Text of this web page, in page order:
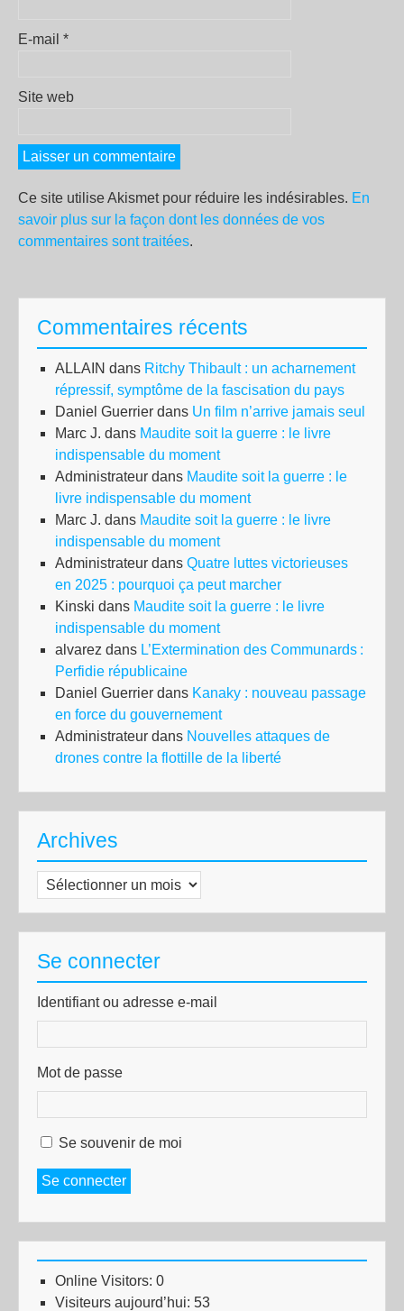
E-mail *
Site web
Ce site utilise Akismet pour réduire les indésirables. En
savoir plus sur la façon dont les données de vos
commentaires sont traitées.
Commentaires récents
ALLAIN dans Ritchy Thibault : un acharnement
répressif, symptôme de la fascisation du pays
Daniel Guerrier dans Un film n’arrive jamais seul
Marc J. dans Maudite soit la guerre : le livre
indispensable du moment
Administrateur dans Maudite soit la guerre : le
livre indispensable du moment
Marc J. dans Maudite soit la guerre : le livre
indispensable du moment
Administrateur dans Quatre luttes victorieuses
en 2025 : pourquoi ça peut marcher
Kinski dans Maudite soit la guerre : le livre
indispensable du moment
alvarez dans L’Extermination des Communards :
Perfidie républicaine
Daniel Guerrier dans Kanaky : nouveau passage
en force du gouvernement
Administrateur dans Nouvelles attaques de
drones contre la flottille de la liberté
Archives
Archives
Se connecter
Identifiant ou adresse e-mail
Mot de passe
Se souvenir de moi
Se connecter
Online Visitors: 0
Visiteurs aujourd’hui: 53